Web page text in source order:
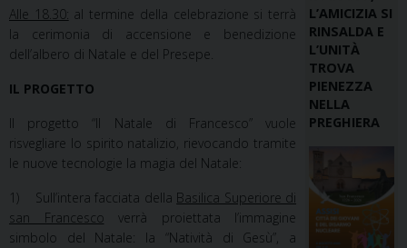
Alle 18.30: al termine della celebrazione si terrà
la cerimonia di accensione e benedizione
dell’albero di Natale e del Presepe.
IL PROGETTO
Il progetto “Il Natale di Francesco” vuole
risvegliare lo spirito natalizio, rievocando tramite
le nuove tecnologie la magia del Natale:
1) Sull’intera facciata della Basilica Superiore di
san Francesco verrà proiettata l’immagine
simbolo del Natale: la “Natività di Gesù”, a
L’AMICIZIA SI
RINSALDA E
L’UNITÀ
TROVA
PIENEZZA
NELLA
PREGHIERA